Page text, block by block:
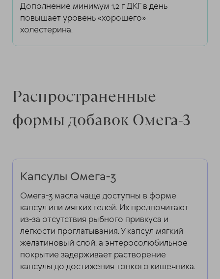
Дополнение минимум 1,2 г ДКГ в день
повышает уровень «хорошего»
холестерина.
Распространенные
формы добавок Омега-3
Капсулы Омега-3
Омега-3 масла чаще доступны в форме
капсул или мягких гелей. Их предпочитают
из-за отсутствия рыбного привкуса и
легкости проглатывания. У капсул мягкий
желатиновый слой, а энтеросолюбильное
покрытие задерживает растворение
капсулы до достижения тонкого кишечника.